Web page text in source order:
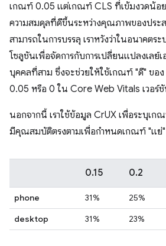
เกณฑ์ 0.05 แต่เกณฑ์ CLS ที่เข้มงวดน้อย
ความสมดุลที่ดีขึ้นระหว่างคุณภาพของประ
สามารถในการบรรลุ เราหวังว่าในอนาคตร
โซลูชันเพื่อจัดการกับการเปลี่ยนแปลงเลย์เ
บุคคลที่สาม ซึ่งจะช่วยให้ใช้เกณฑ์ "ดี" ขอ
0.05 หรือ 0 ใน Core Web Vitals เวอร์
นอกจากนี้ เราใช้ข้อมูล CrUX เพื่อระบุเ
มีคุณสมบัติตรงตามเพื่อกำหนดเกณฑ์ "แย่"
0.15 0.2
phone 31% 25%
desktop
31% 23%